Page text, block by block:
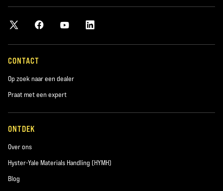
*verplicht
Product waarin u geïnteresseerd bent
Interessegebied:
Gebruikte machines
CONTACT
Op zoek naar een dealer
Praat met een expert
ONTDEK
Over ons
Hyster-Yale Materials Handling (HYMH)
Blog